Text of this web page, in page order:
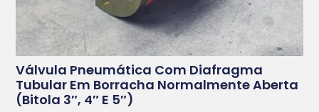
Válvula Pneumática Com Diafragma
Tubular Em Borracha Normalmente Aberta
(bitola 3″, 4″ E 5″)